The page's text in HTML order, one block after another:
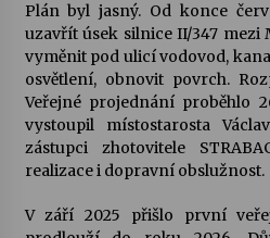
Plán byl jasný. Od konce
uzavřít úsek silnice II/347 mezi
vyměnit pod ulicí vodovod,
osvětlení, obnovit povrch.
Veřejné projednání proběhlo
vystoupil místostarosta
zástupci zhotovitele
realizace i dopravní obslužnost.
V září 2025 přišlo první